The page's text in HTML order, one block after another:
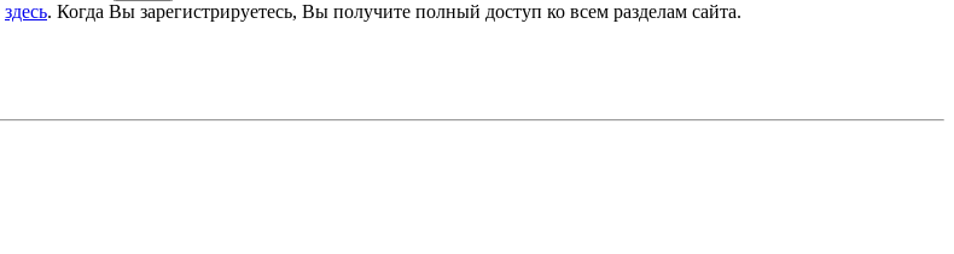
здесь. Когда Вы зарегистрируетесь, Вы получите полный доступ ко всем разделам сайта.